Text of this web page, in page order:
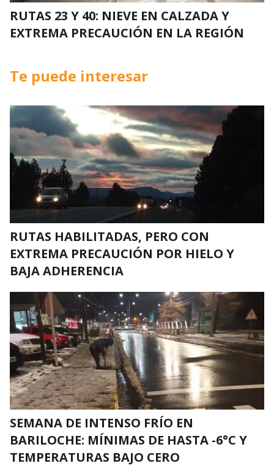
RUTAS 23 Y 40: NIEVE EN CALZADA Y
EXTREMA PRECAUCIÓN EN LA REGIÓN
Te puede interesar
RUTAS HABILITADAS, PERO CON
EXTREMA PRECAUCIÓN POR HIELO Y
BAJA ADHERENCIA
SEMANA DE INTENSO FRÍO EN
BARILOCHE: MÍNIMAS DE HASTA -6°C Y
TEMPERATURAS BAJO CERO